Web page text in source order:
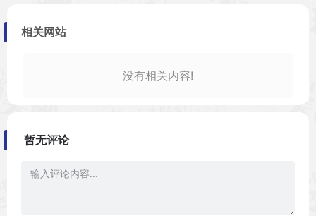
相关网站
没有相关内容!
暂无评论